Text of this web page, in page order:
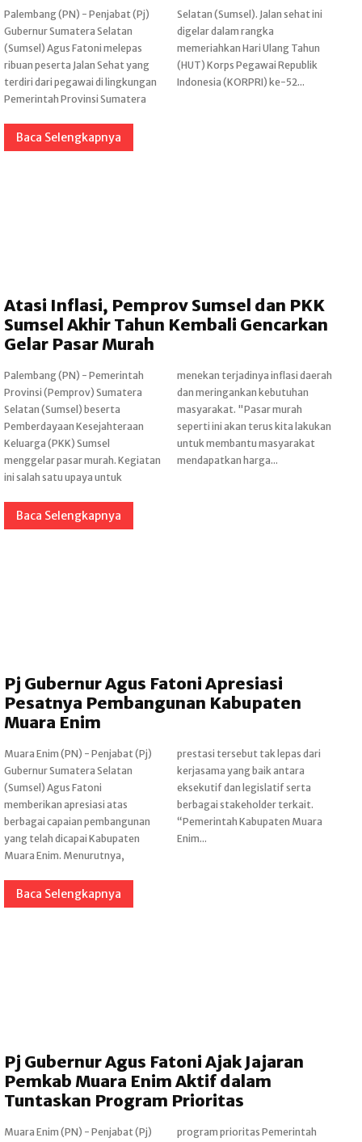
Palembang (PN) - Penjabat (Pj)
Gubernur Sumatera Selatan
(Sumsel) Agus Fatoni melepas
ribuan peserta Jalan Sehat yang
terdiri dari pegawai di lingkungan
Pemerintah Provinsi Sumatera
Selatan (Sumsel). Jalan sehat ini
digelar dalam rangka
memeriahkan Hari Ulang Tahun
(HUT) Korps Pegawai Republik
Indonesia (KORPRI) ke-52...
Baca Selengkapnya
Atasi Inflasi, Pemprov Sumsel dan PKK
Sumsel Akhir Tahun Kembali Gencarkan
Gelar Pasar Murah
Palembang (PN) - Pemerintah
Provinsi (Pemprov) Sumatera
Selatan (Sumsel) beserta
Pemberdayaan Kesejahteraan
Keluarga (PKK) Sumsel
menggelar pasar murah. Kegiatan
ini salah satu upaya untuk
menekan terjadinya inflasi daerah
dan meringankan kebutuhan
masyarakat. "Pasar murah
seperti ini akan terus kita lakukan
untuk membantu masyarakat
mendapatkan harga...
Baca Selengkapnya
Pj Gubernur Agus Fatoni Apresiasi
Pesatnya Pembangunan Kabupaten
Muara Enim
Muara Enim (PN) - Penjabat (Pj)
Gubernur Sumatera Selatan
(Sumsel) Agus Fatoni
memberikan apresiasi atas
berbagai capaian pembangunan
yang telah dicapai Kabupaten
Muara Enim. Menurutnya,
prestasi tersebut tak lepas dari
kerjasama yang baik antara
eksekutif dan legislatif serta
berbagai stakeholder terkait.
“Pemerintah Kabupaten Muara
Enim...
Baca Selengkapnya
Pj Gubernur Agus Fatoni Ajak Jajaran
Pemkab Muara Enim Aktif dalam
Tuntaskan Program Prioritas
Muara Enim (PN) - Penjabat (Pj)
program prioritas Pemerintah